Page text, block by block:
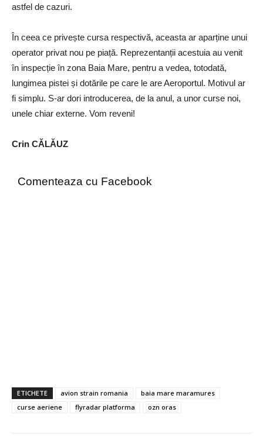
astfel de cazuri.
În ceea ce privește cursa respectivă, aceasta ar aparține unui
operator privat nou pe piață. Reprezentanții acestuia au venit
în inspecție în zona Baia Mare, pentru a vedea, totodată,
lungimea pistei și dotările pe care le are Aeroportul. Motivul ar
fi simplu. S-ar dori introducerea, de la anul, a unor curse noi,
unele chiar externe. Vom reveni!
Crin CĂLĂUZ
Comenteaza cu Facebook
ETICHETE avion strain romania
baia mare maramures
curse aeriene
flyradar platforma ozn oras